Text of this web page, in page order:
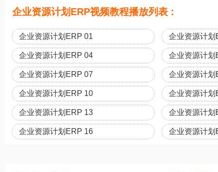
企业资源计划ERP视频教程播放列表 :
企业资源计划ERP 01 企业资源计划
企业资源计划ERP 04 企业资源计划
企业资源计划ERP 07 企业资源计划
企业资源计划ERP 10 企业资源计划
企业资源计划ERP 13 企业资源计划
企业资源计划ERP 16 企业资源计划